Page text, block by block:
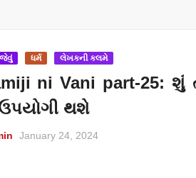
ધર્મ લેખકની કલમે
ni Vani part-25: શું
થશે
January 24, 2024